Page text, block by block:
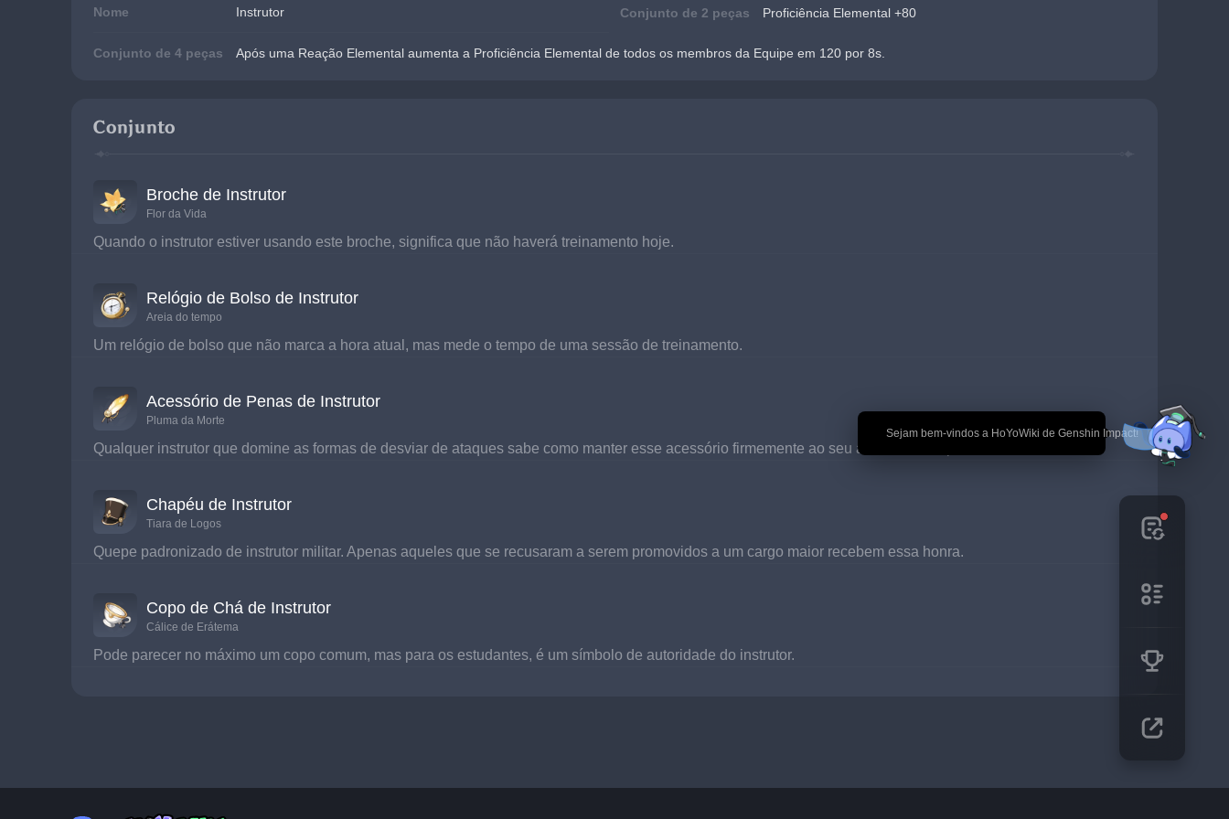
🎉 Sejam bem-vindos a HoYoWiki de Genshin Impact!
Nome Instrutor Conjunto de 2 peças Proficiência Elemental +80
Conjunto de 4 peças Após uma Reação Elemental aumenta a Proficiência Elemental de todos os membros da Equipe em 120 por 8s.
Conjunto
Broche de Instrutor
Flor da Vida
Quando o instrutor estiver usando este broche, significa que não haverá treinamento hoje.
Relógio de Bolso de Instrutor
Areia do tempo
Um relógio de bolso que não marca a hora atual, mas mede o tempo de uma sessão de treinamento.
Acessório de Penas de Instrutor
Pluma da Morte
Qualquer instrutor que domine as formas de desviar de ataques sabe como manter esse acessório firmemente ao seu alcance o tempo todo.
Chapéu de Instrutor
Tiara de Logos
Quepe padronizado de instrutor militar. Apenas aqueles que se recusaram a serem promovidos a um cargo maior recebem essa honra.
Copo de Chá de Instrutor
Cálice de Erátema
Pode parecer no máximo um copo comum, mas para os estudantes, é um símbolo de autoridade do instrutor.